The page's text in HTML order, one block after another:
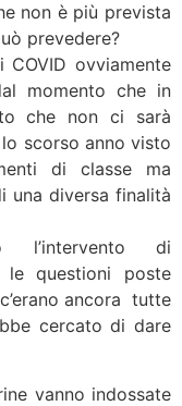
non è più prevista
prevedere?
ovviamente
momento che in
che non ci sarà
scorso anno visto
di classe ma
una diversa finalità
l’intervento di
le questioni poste
ancora tutte
cercato di dare
vanno indossate